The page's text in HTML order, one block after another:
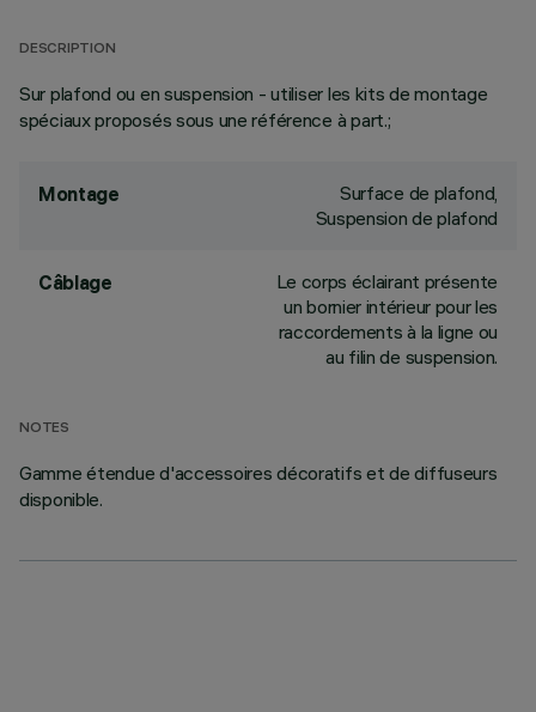
DESCRIPTION
Sur plafond ou en suspension - utiliser les kits de montage
spéciaux proposés sous une référence à part.;
Montage
Surface de plafond,
Suspension de plafond
Câblage
Le corps éclairant présente
un bornier intérieur pour les
raccordements à la ligne ou
au filin de suspension.
NOTES
Gamme étendue d'accessoires décoratifs et de diffuseurs
disponible.